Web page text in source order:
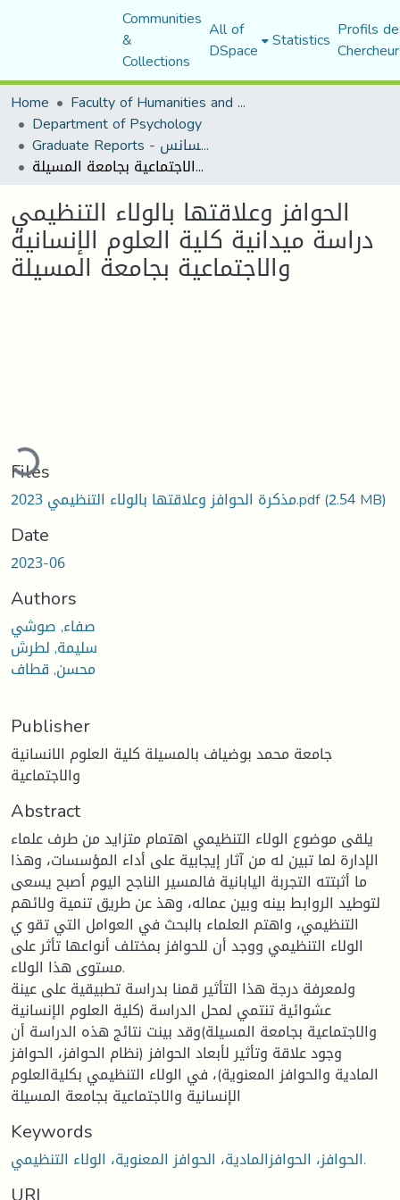
Communities
&
Collections
All of
DSpace Statistics Profils
Home
Faculty of Humanities and Social Sciences
Department of Psychology
Graduate Reports - تقارير الليسانس
الحوافز وعلاقتها بالولاء التنظيمي دراسة ميدانية كلية العلوم الإنسانية والاجتماعية بجامعة المسيلة
الحوافز وعلاقتها بالولاء التنظيمي
دراسة ميدانية كلية العلوم الإنسانية
والاجتماعية بجامعة المسيلة
Files
مذكرة الحوافز وعلاقتها بالولاء التنظيمي 2023.pdf(2.54 MB)
Date
2023-06
Authors
صفاء, صوشي
سليمة, لطرش
محسن, قطاف
Publisher
جامعة محمد بوضياف بالمسيلة كلية العلوم الانسانية
والاجتماعية
Abstract
يلقى موضوع الولاء التنظيمي اهتمام متزايد من طرف علماء
الإدارة لما تبين له من آثار إيجابية على أداء المؤسسات، وهذا
ما أثبتته التجربة اليابانية فالمسير الناجح اليوم أصبح يسعى
لتوطيد الروابط بينه وبين عماله، وهذ عن طريق تنمية ولائهم
التنظيمي، واهتم العلماء بالبحث في العوامل التي تقو ي
الولاء التنظيمي ووجد أن للحوافز بمختلف أنواعها تأثر على
مستوى هذا الولاء.
ولمعرفة درجة هذا التأثير قمنا بدراسة تطبيقية على عينة
عشوائية تنتمي لمحل الدراسة (كلية العلوم الإنسانية
والاجتماعية بجامعة المسيلة)وقد بينت نتائج هذه الدراسة أن
وجود علاقة وتأثير لأبعاد الحوافز (نظام الحوافز، الحوافز
المادية والحوافز المعنوية)، في الولاء التنظيمي بكليةالعلوم
الإنسانية والاجتماعية بجامعة المسيلة
Keywords
الحوافز، الحوافزالمادية، الحوافز المعنوية، الولاء التنظيمي.